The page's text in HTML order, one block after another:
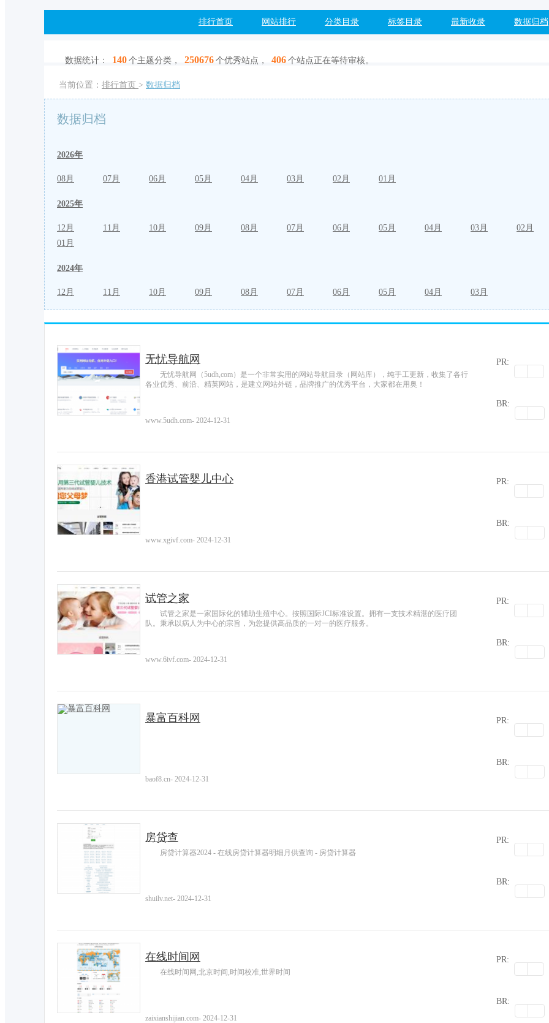
排行首页 网站排行 分类目录 标签目录 最新收录 数据归档
数据统计： 140 个主题分类， 250676 个优秀站点， 406 个站点正在等待审核。
当前位置： 排行首页 > 数据归档
数据归档
2026年
08月 07月 06月 05月 04月 03月 02月 01月
2025年
12月 11月 10月 09月 08月 07月 06月 05月 04月 03月
02月
01月
2024年
12月 11月 10月 09月 08月 07月 06月 05月 04月 03月
无忧导航网
无忧导航网（5udh,com）是一个非常实用的网站导航目录（网站库），纯手工更新，收集了各行
各业优秀、前沿、精英网站，是建立网站外链，品牌推广的优秀平台，大家都在用奥！
www.5udh.com- 2024-12-31
PR:
BR:
香港试管婴儿中心
www.xgivf.com- 2024-12-31
PR:
BR:
试管之家
试管之家是一家国际化的辅助生殖中心。按照国际JCI标准设置。拥有一支技术精湛的医疗团
队。秉承以病人为中心的宗旨，为您提供高品质的一对一的医疗服务。
www.6ivf.com- 2024-12-31
PR:
BR:
暴富百科网
baof8.cn- 2024-12-31
PR:
BR:
房贷查
房贷计算器2024 - 在线房贷计算器明细月供查询 - 房贷计算器
shuilv.net- 2024-12-31
PR:
BR:
在线时间网
在线时间网,北京时间,时间校准,世界时间
zaixianshijian.com- 2024-12-31
PR:
BR: